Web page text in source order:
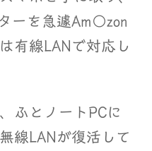
ーを急遽Am○zon
有線LANで対応し
ふとノートPCに
線LANが復活して